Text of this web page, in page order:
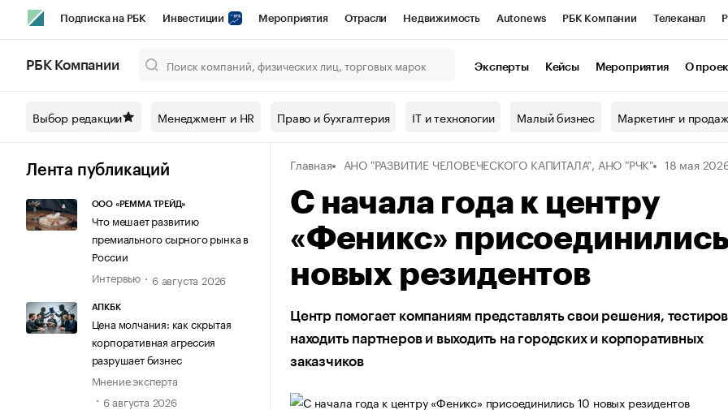
Подписка на РБК Инвестиции Мероприятия Отрасли Недвижимость Autonews РБК Компании Телеканал
Спецпроекты СПб Конференции СПб Спецпроекты Проверка контрагентов
Технологии и медиа Рынок наличной валюты
РБК Компании Эксперты Кейсы Мероприятия О
Выбор редакции Менеджмент и HR Право и бухгалтерия IT и технологии Малый бизнес Маркетинг и
Лента публикаций
ООО «РЕММА ТРЕЙД»
Что мешает развитию
премиального сырного рынка в
России
Интервью
6 августа 2026
АПКБК
Цена молчания: как скрытая
корпоративная агрессия
разрушает бизнес
Мнение эксперта
6 августа 2026
Главная АНО "РАЗВИТИЕ ЧЕЛОВЕЧЕСКОГО КАПИТАЛА", АНО "РЧК" 18 мая
С начала года к центру
«Феникс»
новых резидентов
Центр помогает компаниям представлять свои решения,
находить партнеров и выходить на городских и корпоративных
заказчиков